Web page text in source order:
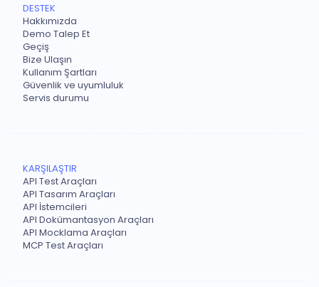
DESTEK
Hakkımızda
Demo Talep Et
Geçiş
Bize Ulaşın
Kullanım Şartları
Güvenlik ve uyumluluk
Servis durumu
KARŞILAŞTIR
API Test Araçları
API Tasarım Araçları
API İstemcileri
API Dokümantasyon Araçları
API Mocklama Araçları
MCP Test Araçları